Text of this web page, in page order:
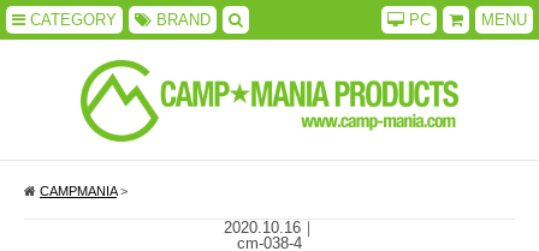
CATEGORY BRAND MENU
PC
CAMPMANIA>
2020.10.16｜
cm-038-4